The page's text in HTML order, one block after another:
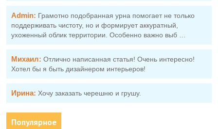
Admin: Грамотно подобранная урна помогает не только
поддерживать чистоту, но и формирует аккуратный,
ухоженный облик территории. Особенно важно выб …
Михаил: Отлично написанная статья! Очень интересно!
Хотел бы я быть дизайнером интерьеров!
Ирина: Хочу заказать черешню и грушу.
Популярное